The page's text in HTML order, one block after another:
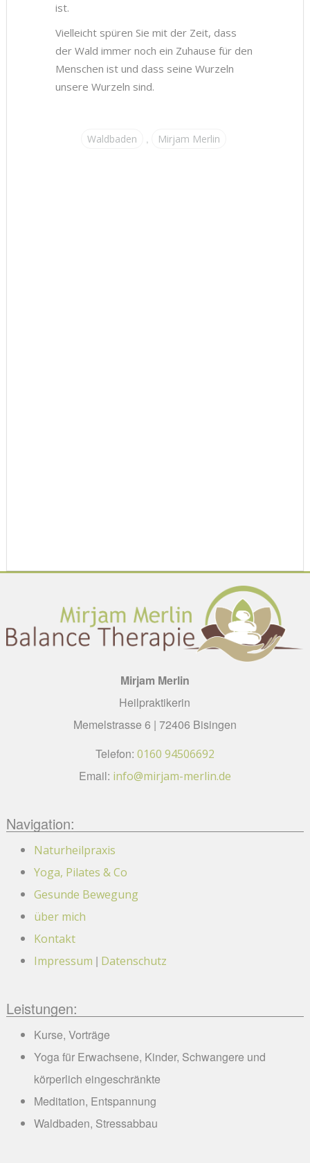
ist.
Vielleicht spüren Sie mit der Zeit, dass
der Wald immer noch ein Zuhause für den
Menschen ist und dass seine Wurzeln
unsere Wurzeln sind.
Waldbaden , Mirjam Merlin
Mirjam Merlin
Heilpraktikerin
Memelstrasse 6 | 72406 Bisingen
Telefon: 0160 94506692
Email: info@mirjam-merlin.de
Navigation:
Naturheilpraxis
Yoga, Pilates & Co
Gesunde Bewegung
über mich
Kontakt
Impressum | Datenschutz
Leistungen:
Kurse, Vorträge
Yoga für Erwachsene, Kinder, Schwangere und
körperlich eingeschränkte
Meditation, Entspannung
Waldbaden, Stressabbau